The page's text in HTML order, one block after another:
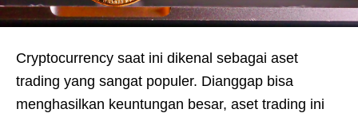
Cryptocurrency saat ini dikenal sebagai aset
trading yang sangat populer. Dianggap bisa
menghasilkan keuntungan besar, aset trading ini